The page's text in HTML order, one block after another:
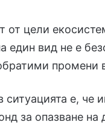
от цели
един вид не е
промени
ситуацията е, че
за опазване на